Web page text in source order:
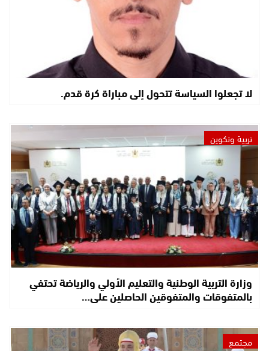
لا تجعلوا السياسة تتحول إلى مباراة كرة قدم.
تربية وتكوين
وزارة التربية الوطنية والتعليم الأولي والرياضة تحتفي
بالمتفوقات والمتفوقين الحاصلين على…
مجتمع